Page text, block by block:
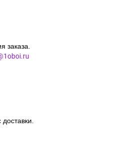
заказа.